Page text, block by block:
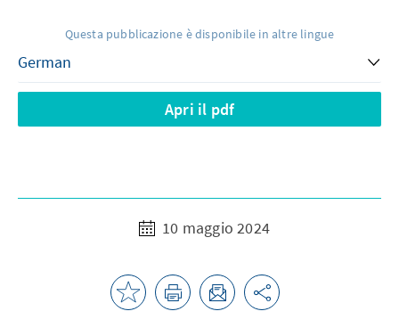
Questa pubblicazione è disponibile in altre lingue
Apri il pdf
10 maggio 2024